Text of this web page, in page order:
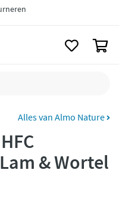
35,- *
bezorgdAlles van Almo Nature
& Wortel